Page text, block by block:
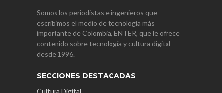
Somos los periodistas e ingenieros que
escribimos el medio de tecnología más
importante de Colombia, ENTER, que le ofrece
contenido sobre tecnología y cultura digital
desde 1996.
SECCIONES DESTACADAS
Cultura Digital